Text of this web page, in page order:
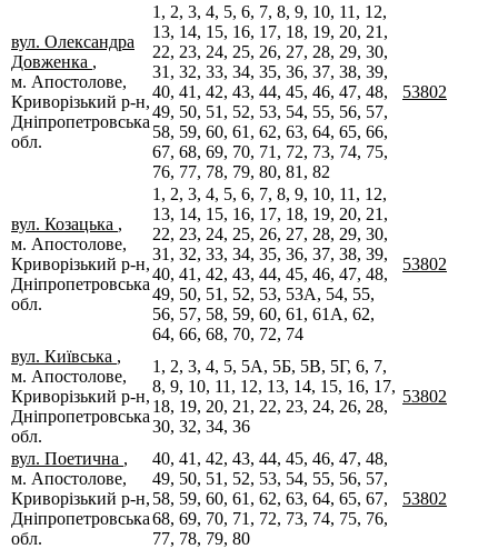
вул. Олександра
Довженка ,
м. Апостолове,
Криворізький р-н,
Дніпропетровська
обл.
1, 2, 3, 4, 5, 6, 7, 8, 9, 10, 11, 12,
13, 14, 15, 16, 17, 18, 19, 20, 21,
22, 23, 24, 25, 26, 27, 28, 29, 30,
31, 32, 33, 34, 35, 36, 37, 38, 39,
40, 41, 42, 43, 44, 45, 46, 47, 48,
49, 50, 51, 52, 53, 54, 55, 56, 57,
58, 59, 60, 61, 62, 63, 64, 65, 66,
67, 68, 69, 70, 71, 72, 73, 74, 75,
76, 77, 78, 79, 80, 81, 82
53802
вул. Козацька ,
м. Апостолове,
Криворізький р-н,
Дніпропетровська
обл.
1, 2, 3, 4, 5, 6, 7, 8, 9, 10, 11, 12,
13, 14, 15, 16, 17, 18, 19, 20, 21,
22, 23, 24, 25, 26, 27, 28, 29, 30,
31, 32, 33, 34, 35, 36, 37, 38, 39,
40, 41, 42, 43, 44, 45, 46, 47, 48,
49, 50, 51, 52, 53, 53А, 54, 55,
56, 57, 58, 59, 60, 61, 61А, 62,
64, 66, 68, 70, 72, 74
53802
вул. Київська ,
м. Апостолове,
Криворізький р-н,
Дніпропетровська
обл.
1, 2, 3, 4, 5, 5А, 5Б, 5В, 5Г, 6, 7,
8, 9, 10, 11, 12, 13, 14, 15, 16, 17,
18, 19, 20, 21, 22, 23, 24, 26, 28,
30, 32, 34, 36
53802
вул. Поетична ,
м. Апостолове,
Криворізький р-н,
Дніпропетровська
обл.
40, 41, 42, 43, 44, 45, 46, 47, 48,
49, 50, 51, 52, 53, 54, 55, 56, 57,
58, 59, 60, 61, 62, 63, 64, 65, 67,
68, 69, 70, 71, 72, 73, 74, 75, 76,
77, 78, 79, 80
53802